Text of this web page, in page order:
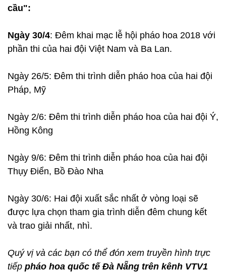
cầu":
Ngày 30/4: Đêm khai mạc lễ hội pháo hoa 2018 với
phần thi của hai đội Việt Nam và Ba Lan.
Ngày 26/5: Đêm thi trình diễn pháo hoa của hai đội
Pháp, Mỹ
Ngày 2/6: Đêm thi trình diễn pháo hoa của hai đội Ý,
Hồng Kông
Ngày 9/6: Đêm thi trình diễn pháo hoa của hai đội
Thụy Điển, Bồ Đào Nha
Ngày 30/6: Hai đội xuất sắc nhất ở vòng loại sẽ
được lựa chọn tham gia trình diễn đêm chung kết
và trao giải nhất, nhì.
Quý vị và các bạn có thể đón xem truyền hình trực
tiếp pháo hoa quốc tế Đà Nẵng trên kênh VTV1